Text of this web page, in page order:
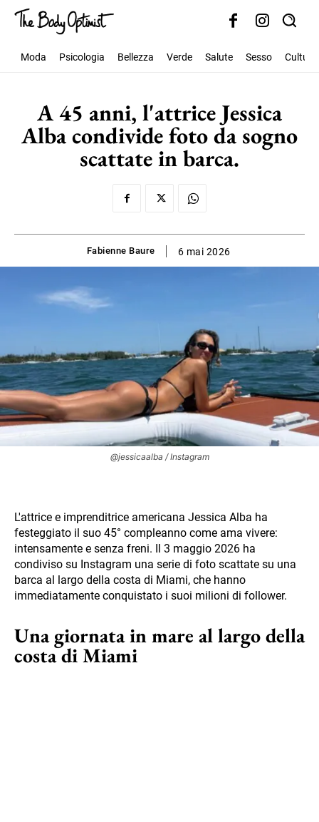
Moda Psicologia Bellezza Verde Salute Sesso Cultura
A 45 anni, l'attrice Jessica
Alba condivide foto da sogno
scattate in barca.
Fabienne Baure 6 mai 2026
@jessicaalba / Instagram
L'attrice e imprenditrice americana Jessica Alba ha
festeggiato il suo 45° compleanno come ama vivere:
intensamente e senza freni. Il 3 maggio 2026 ha
condiviso su Instagram una serie di foto scattate su una
barca al largo della costa di Miami, che hanno
immediatamente conquistato i suoi milioni di follower.
Una giornata in mare al largo della
costa di Miami